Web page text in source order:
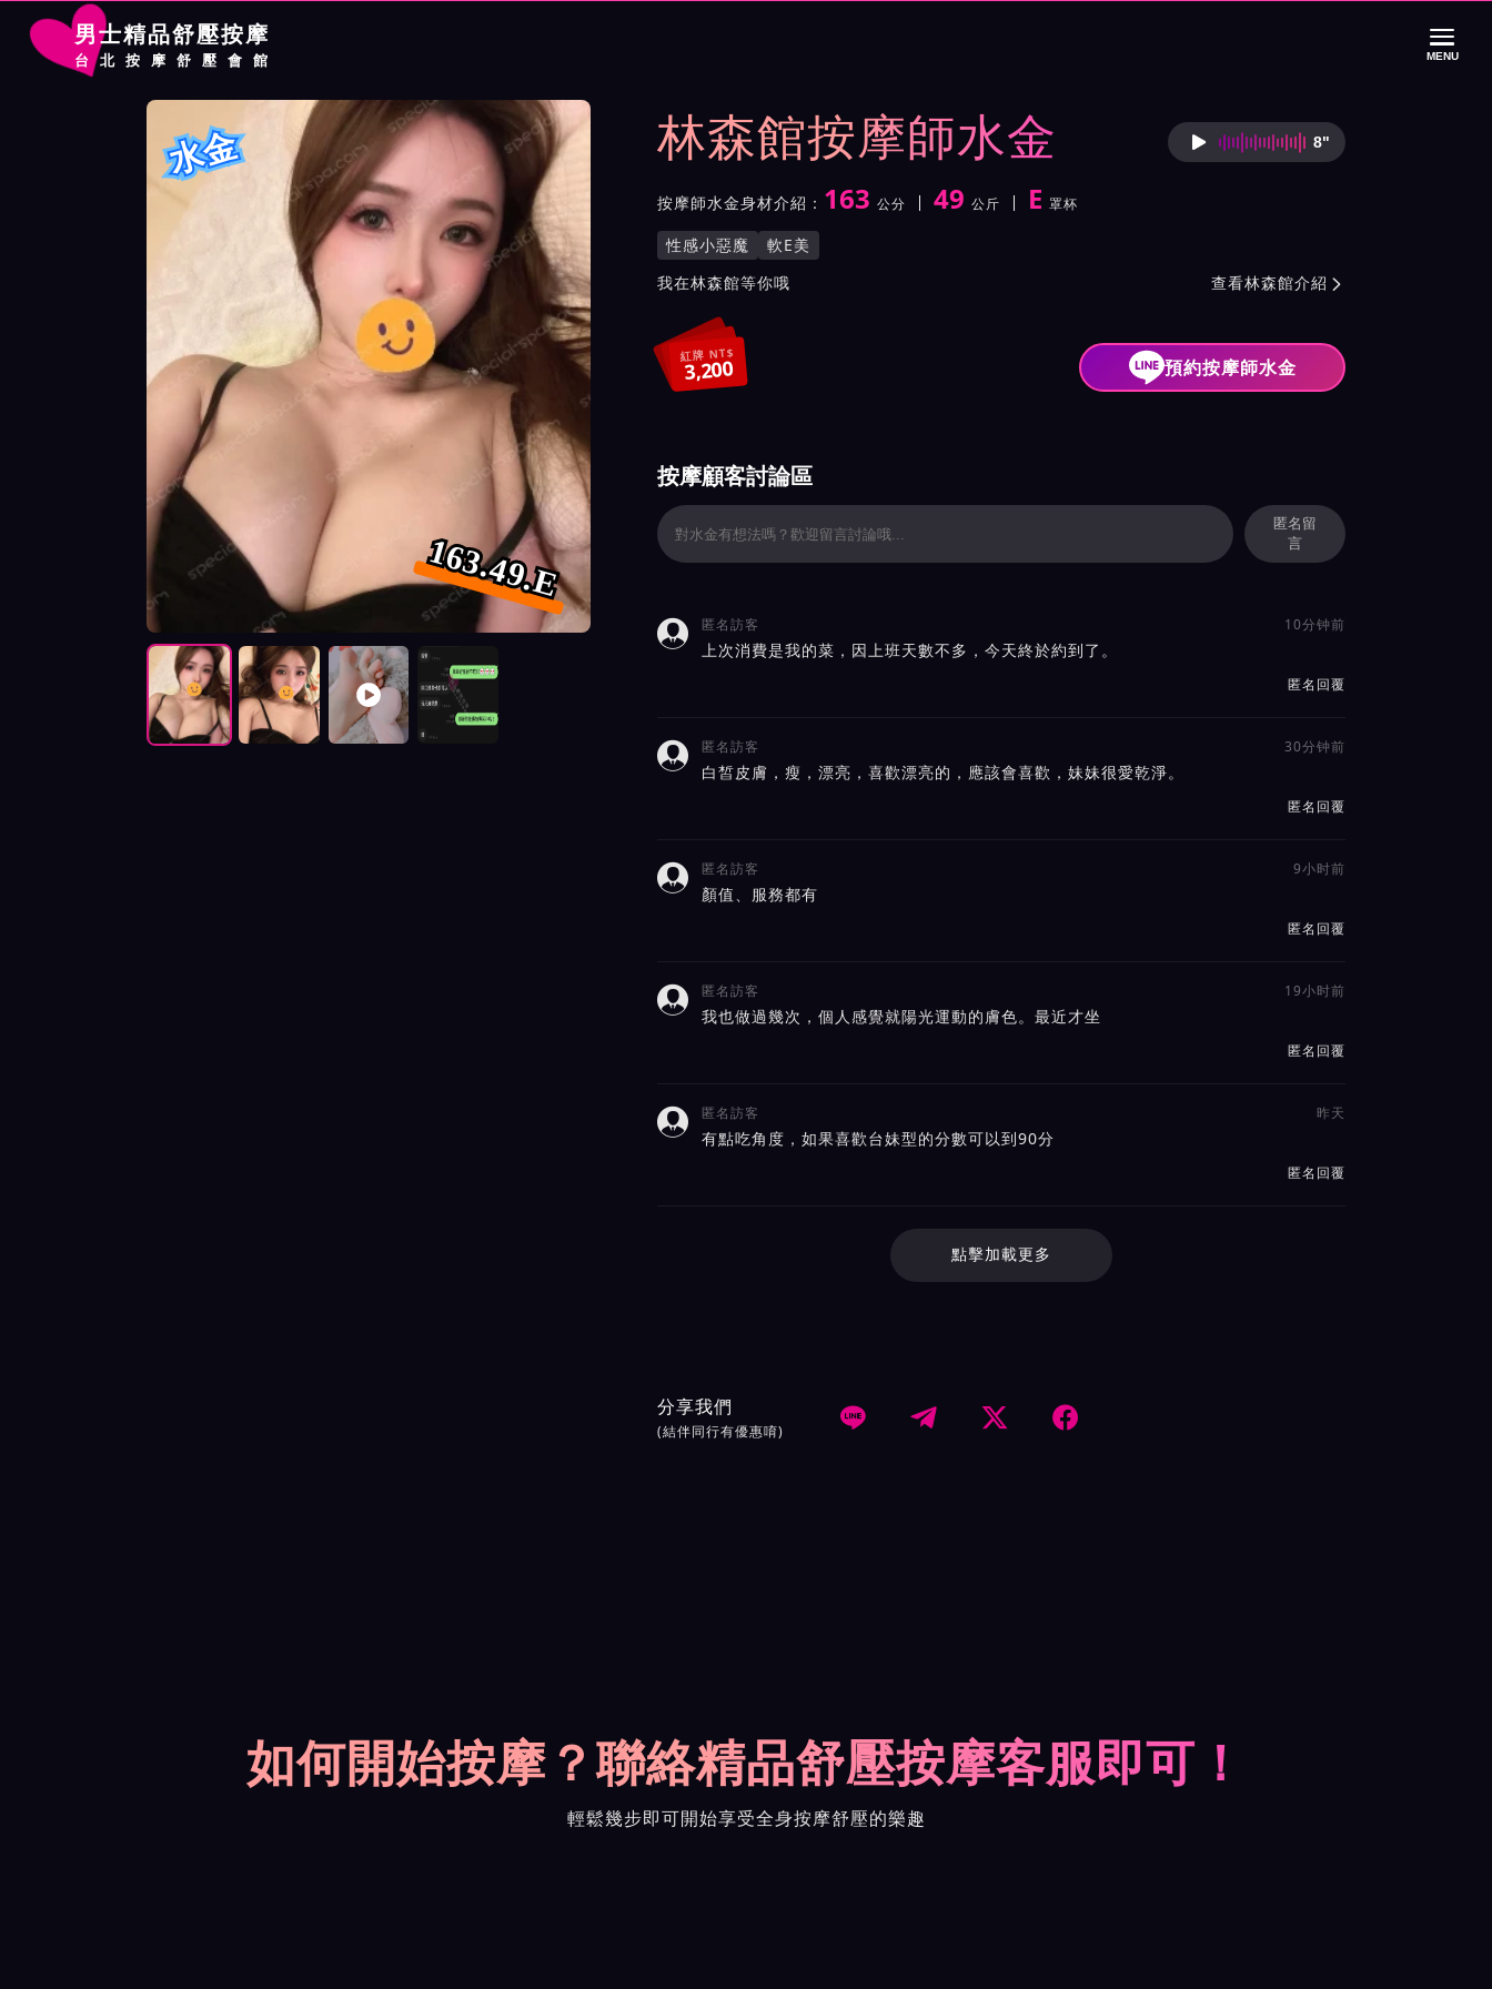
男士精品舒壓按摩
台北按摩舒壓會館 MENU
林森館按摩師水金詳細介紹
林森館按摩師水金 按摩師水金語音介
8"
按摩師水金身材介紹： 身高
163 公分
體重 49 公斤
罩杯 E 罩杯
按摩師水金服務風格與特色
性感小惡魔 軟E美
按摩師水金所屬按摩會館介紹與班表
我在林森館等你哦 查看林森館介紹 
紅牌 NT$
3,200 預約按摩師水金
林森館按摩師水金照片展示與影片介紹及客戶評價截屏
水金
163.49.E
按摩師水金照片展示與影片介紹及客戶評價截屏展示
按摩顧客討論區
匿名留
言
 匿名訪客 10分钟前
上次消費是我的菜，因上班天數不多，今天終於約到了。
匿名回覆
 匿名訪客 30分钟前
白皙皮膚，瘦，漂亮，喜歡漂亮的，應該會喜歡，妹妹很愛乾淨。
匿名回覆
 匿名訪客 9小时前
顏值、服務都有
匿名回覆
 匿名訪客 19小时前
我也做過幾次，個人感覺就陽光運動的膚色。最近才坐
匿名回覆
 匿名訪客 昨天
有點吃角度，如果喜歡台妹型的分數可以到90分
匿名回覆
點擊加載更多
分享我們
(結伴同行有優惠唷)
   
如何開始按摩？聯絡精品舒壓按摩客服即可！
輕鬆幾步即可開始享受全身按摩舒壓的樂趣